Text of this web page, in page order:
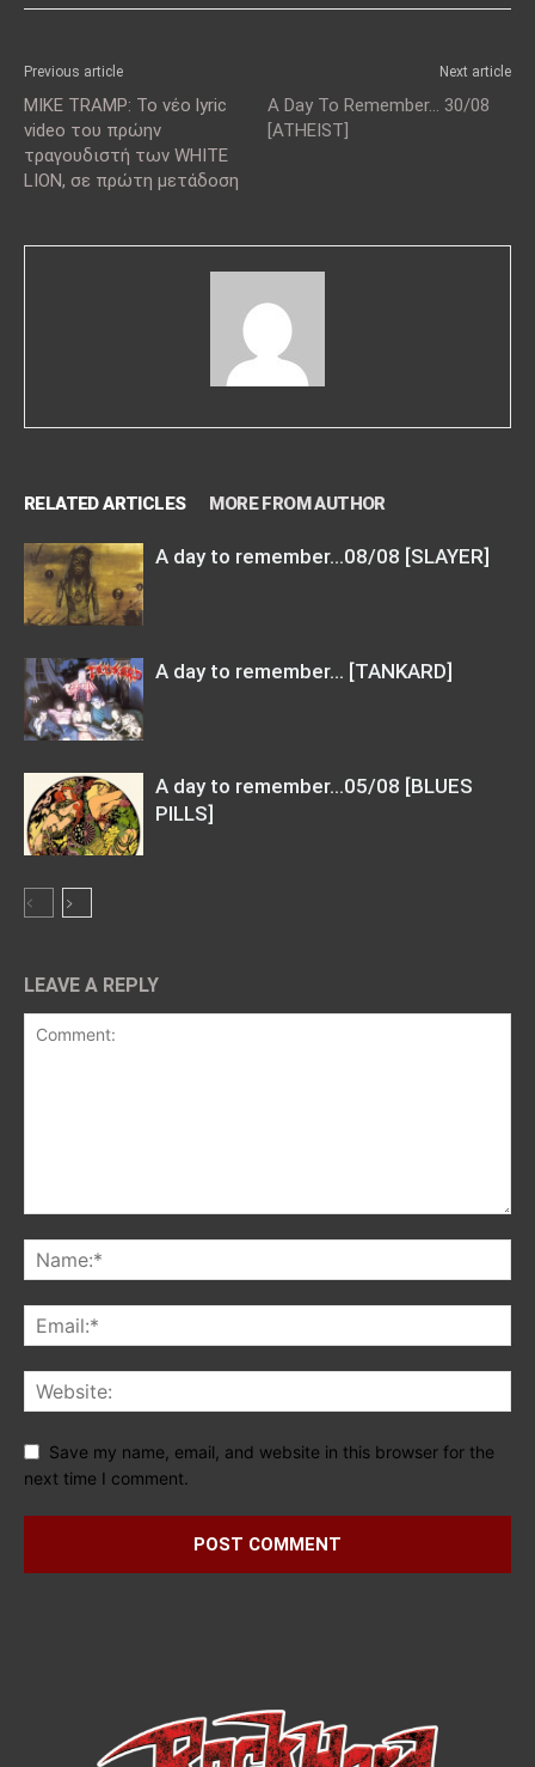
Previous article
MIKE TRAMP: Το νέο lyric
video του πρώην
τραγουδιστή των WHITE
LION, σε πρώτη μετάδοση
Next article
A Day To Remember… 30/08
[ATHEIST]
RELATED ARTICLES MORE FROM AUTHOR
A day to remember…08/08 [SLAYER]
A day to remember… [TANKARD]
A day to remember…05/08 [BLUES
PILLS]
LEAVE A REPLY
Save my name, email, and website in this browser for the
next time I comment.